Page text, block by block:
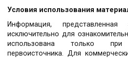
Условия использования
Информация, представленная
исключительно для
использована только
первоисточника. Для